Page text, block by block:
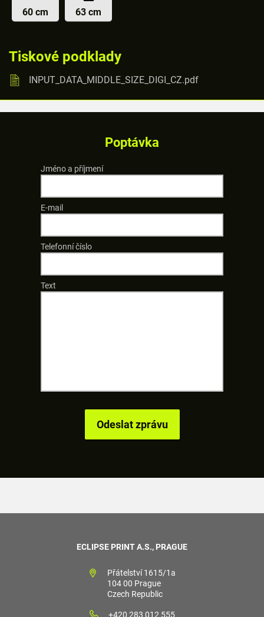
60 cm 63 cm
Tiskové podklady
INPUT_DATA_MIDDLE_SIZE_DIGI_CZ.pdf
Poptávka
Jméno a příjmení
E-mail
Telefonní číslo
Text
ECLIPSE PRINT A.S., PRAGUE
Přátelství 1615/1a
104 00 Prague
Czech Republic
+420 283 012 555